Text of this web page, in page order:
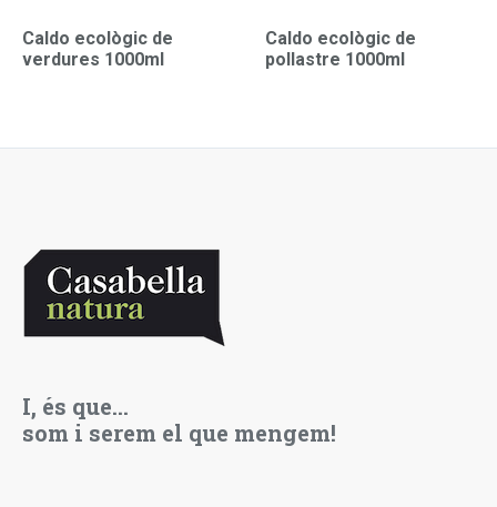
Caldo ecològic de
verdures 1000ml
Caldo ecològic de
pollastre 1000ml
I, és que…
som i serem el que mengem!